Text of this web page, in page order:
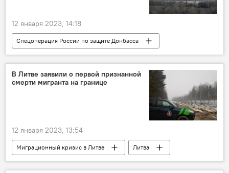
12 января 2023, 14:18
Спецоперация России по защите Донбасса
В мире
Дмитрий Песков
Россия
Минобороны РФ
Украина
В России
В Литве заявили о первой признанной
смерти мигранта на границе
12 января 2023, 13:54
Миграционный кризис в Литве
Литва
В Литве
Общество
мигранты